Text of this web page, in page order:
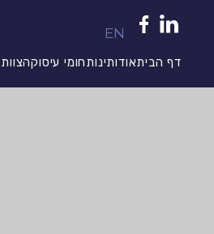
EN
דף הביתאודותינותחומי עיסוקהצוות